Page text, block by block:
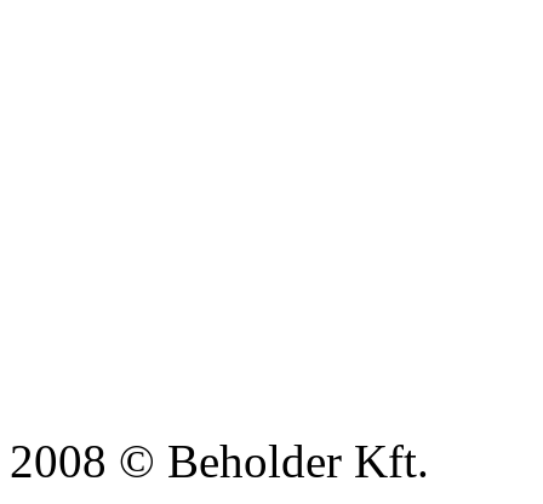
2008 © Beholder Kft.